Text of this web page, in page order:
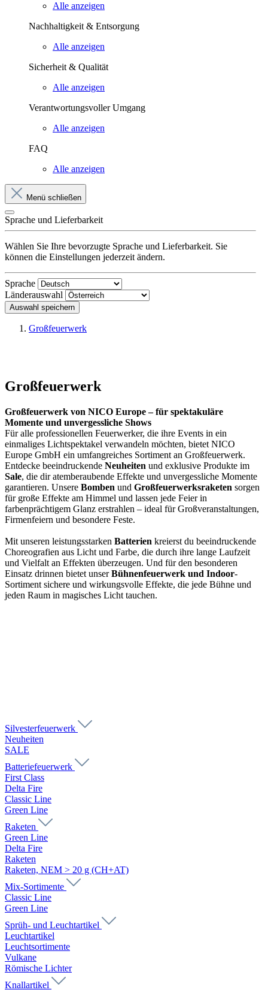
Alle anzeigen
Nachhaltigkeit & Entsorgung
Alle anzeigen
Sicherheit & Qualität
Alle anzeigen
Verantwortungsvoller Umgang
Alle anzeigen
FAQ
Alle anzeigen
Menü schließen
Sprache und Lieferbarkeit
Wählen Sie Ihre bevorzugte Sprache und Lieferbarkeit. Sie
können die Einstellungen jederzeit ändern.
Sprache
Länderauswahl
Auswahl speichern
Großfeuerwerk
Großfeuerwerk
Großfeuerwerk von NICO Europe – für spektakuläre
Momente und unvergessliche Shows
Für alle professionellen Feuerwerker, die ihre Events in ein
einmaliges Lichtspektakel verwandeln möchten, bietet NICO
Europe GmbH ein umfangreiches Sortiment an Großfeuerwerk.
Entdecke beeindruckende Neuheiten und exklusive Produkte im
Sale, die dir atemberaubende Effekte und unvergessliche Momente
garantieren. Unsere Bomben und Großfeuerwerksraketen sorgen
für große Effekte am Himmel und lassen jede Feier in
farbenprächtigem Glanz erstrahlen – ideal für Großveranstaltungen,
Firmenfeiern und besondere Feste.
Mit unseren leistungsstarken Batterien kreierst du beeindruckende
Choreografien aus Licht und Farbe, die durch ihre lange Laufzeit
und Vielfalt an Effekten überzeugen. Und für den besonderen
Einsatz drinnen bietet unserBühnenfeuerwerk und Indoor-
Sortiment sichere und wirkungsvolle Effekte, die jede Bühne und
jeden Raum in magisches Licht tauchen.
Silvesterfeuerwerk
Neuheiten
SALE
Batteriefeuerwerk
First Class
Delta Fire
Classic Line
Green Line
Raketen
Green Line
Delta Fire
Raketen
Raketen, NEM > 20 g (CH+AT)
Mix-Sortimente
Classic Line
Green Line
Sprüh- und Leuchtartikel
Leuchtartikel
Leuchtsortimente
Vulkane
Römische Lichter
Knallartikel